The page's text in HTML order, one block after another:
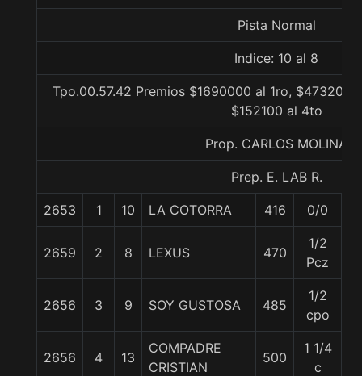
Pista Normal
Indice: 10 al 8
Tpo.00.57.42 Premios $1690000 al 1ro, $473200
$152100 al 4to
Prop. CARLOS MOLINA
Prep. E. LAB R.
2653 1 10 LA COTORRA 416 0/0
2659 2 8 LEXUS 470
1/2
Pcz
2656 3 9 SOY GUSTOSA 485
1/2
cpo
2656 4 13
COMPADRE
CRISTIAN
500
1 1/4
c